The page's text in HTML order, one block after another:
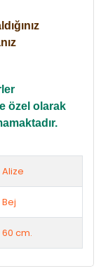
özel olarak
Alize
Bej
60 cm.